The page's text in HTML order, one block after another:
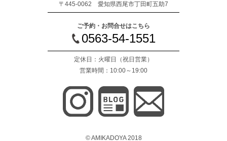
〒445-0062 愛知県西尾市丁田町五助7
ご予約・お問合せはこちら
0563-54-1551
定休日：火曜日
（祝日営業）
営業時間：10:00～19:00
© AMIKADOYA 2018